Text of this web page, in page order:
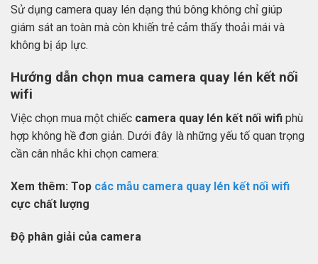
Sử dụng camera quay lén dạng thú bông không chỉ giúp
giám sát an toàn mà còn khiến trẻ cảm thấy thoải mái và
không bị áp lực.
Hướng dẫn chọn mua camera quay lén kết nối
wifi
Việc chọn mua một chiếc camera quay lén kết nối wifi phù
hợp không hề đơn giản. Dưới đây là những yếu tố quan trọng
cần cân nhắc khi chọn camera:
Xem thêm: Top các mẫu camera quay lén kết nối wifi
cực chất lượng
Độ phân giải của camera